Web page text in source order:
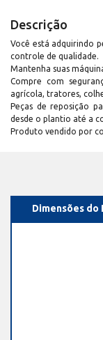
Descrição
Você está adquirindo
controle de qualidade.
Mantenha suas
Compre com
agrícola, tratores,
Peças de reposição
desde o plantio até a
Produto vendido por
Dimensões do